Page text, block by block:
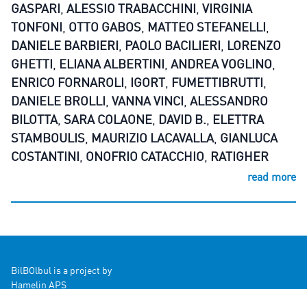
GASPARI ALESSIO TRABACCHINI VIRGINIA
TONFONI OTTO GABOS MATTEO STEFANELLI
DANIELE BARBIERI PAOLO BACILIERI LORENZO
GHETTI ELIANA ALBERTINI ANDREA VOGLINO
ENRICO FORNAROLI IGORT FUMETTIBRUTTI
DANIELE BROLLI VANNA VINCI ALESSANDRO
BILOTTA, SARA COLAONE DAVID B. ELETTRA
STAMBOULIS MAURIZIO LACAVALLA, GIANLUCA
COSTANTINI ONOFRIO CATACCHIO RATIGHER
read more
BilBOlbul is a project by
Hamelin APS